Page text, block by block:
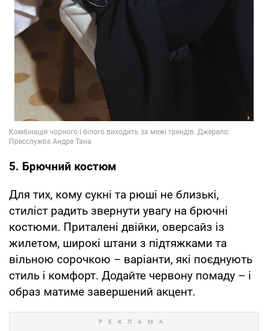
5. Брючний костюм
Для тих, кому сукні та рюші не близькі,
стиліст радить звернути увагу на брючні
костюми. Приталені двійки, оверсайз із
жилетом, широкі штани з підтяжками та
вільною сорочкою – варіанти, які поєднують
стиль і комфорт. Додайте червону помаду – і
образ матиме завершений акцент.